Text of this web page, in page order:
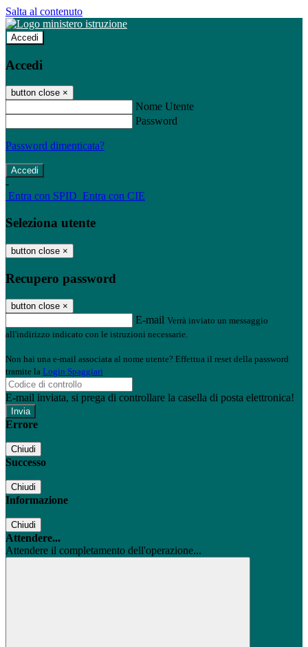
Salta al contenuto
Accedi
Accedi
button close ×
Nome Utente
Password
Password dimenticata?
-
Entra con SPID Entra con CIE
Seleziona utente
button close ×
Recupero password
button close ×
E-mail Verrà inviato un messaggio
all'indirizzo indicato con le istruzioni necessarie.
Non hai una e-mail associata al nome utente? Effettua il reset della password
tramite la Login Spaggiari
E-mail inviata, si prega di controllare la casella di posta elettronica!
Errore
Chiudi
Successo
Chiudi
Informazione
Chiudi
Attendere...
Attendere il completamento dell'operazione...